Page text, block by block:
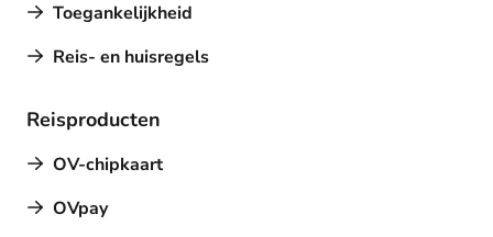
Toegankelijkheid
Reis- en huisregels
Reisproducten
OV-chipkaart
OVpay